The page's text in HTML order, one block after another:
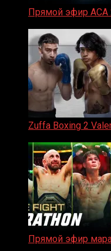
Прямой эфир ACA
Zuffa Boxing 2
Прямой эфир